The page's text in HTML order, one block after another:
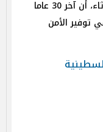
وأكد وزير الخارجية البريطاني، اليوم الثلاثاء، أن آخر 30 عاما
الأمن